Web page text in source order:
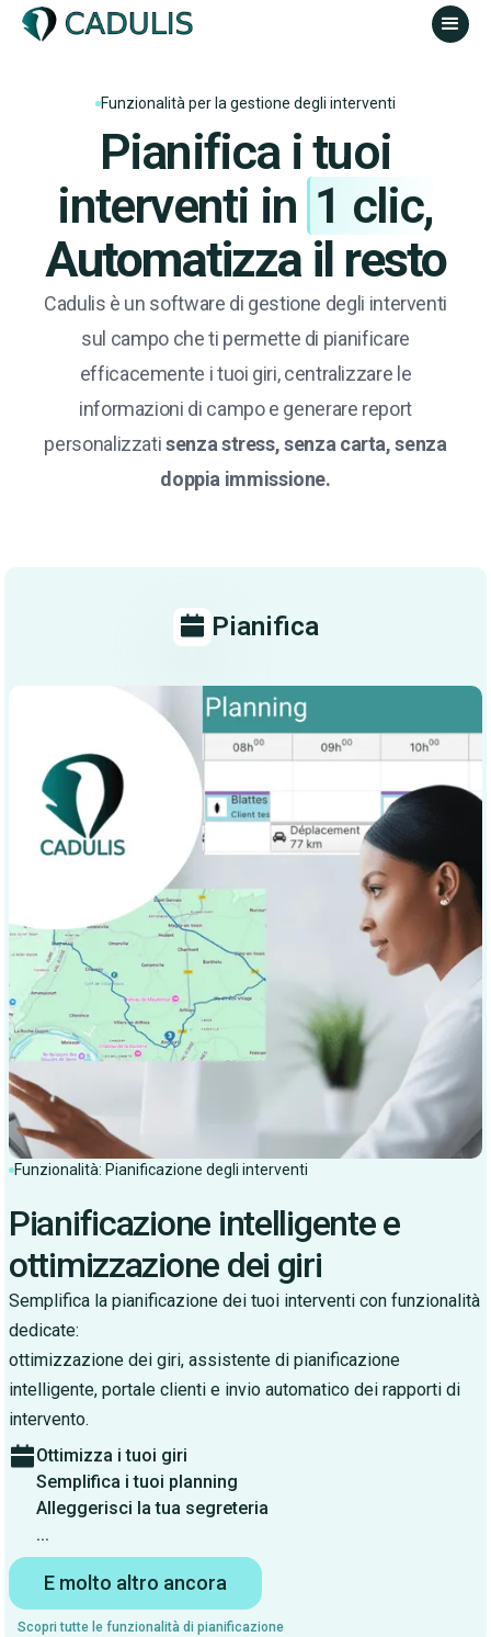
Funzionalità per la gestione degli interventi
Pianifica i tuoi
interventi in 1 clic,
Automatizza il resto
Cadulis è un software di gestione degli interventi
sul campo che ti permette di pianificare
efficacemente i tuoi giri, centralizzare le
informazioni di campo e generare report
personalizzatisenza stress, senza carta, senza
doppia immissione.
Pianifica
Funzionalità: Pianificazione degli interventi
Pianificazione intelligente e
ottimizzazione dei giri
Semplifica la pianificazione dei tuoi interventi con funzionalità
dedicate:
ottimizzazione dei giri, assistente di pianificazione
intelligente, portale clienti e invio automatico dei rapporti di
intervento.
Ottimizza i tuoi giri
Semplifica i tuoi planning
Alleggerisci la tua segreteria
...
E molto altro ancora
Scopri tutte le funzionalità di pianificazione